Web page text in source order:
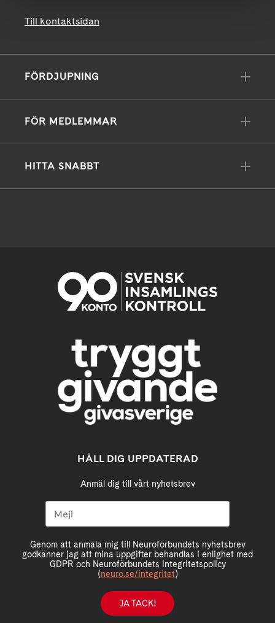
Till kontaktsidan
FÖRDJUPNING
FÖR MEDLEMMAR
HITTA SNABBT
HÅLL DIG UPPDATERAD
Anmäl dig till vårt nyhetsbrev
Genom att anmäla mig till Neuroförbundets nyhetsbrev
godkänner jag att mina uppgifter behandlas i enlighet med
GDPR och Neuroförbundets integritetspolicy
(neuro.se/integritet)
JA TACK!